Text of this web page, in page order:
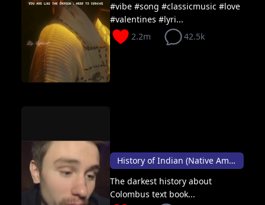
#vibe #song #classicmusic #love
#valentines #lyri...
2.2m
42.5k
History of Indian (Native American)
The darkest history about
Colombus text book...